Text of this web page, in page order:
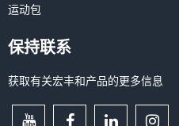
运动包
保持联系
获取有关宏丰和产品的更多信息